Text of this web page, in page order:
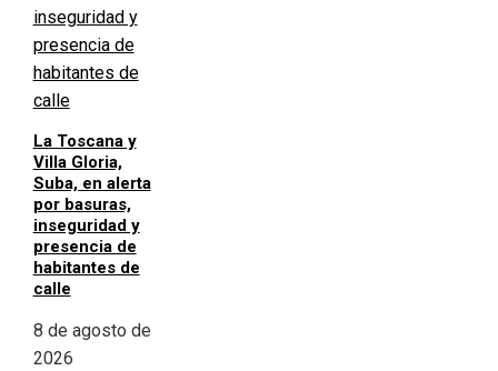
La Toscana y
Villa Gloria,
Suba, en alerta
por basuras,
inseguridad y
presencia de
habitantes de
calle
8 de agosto de
2026